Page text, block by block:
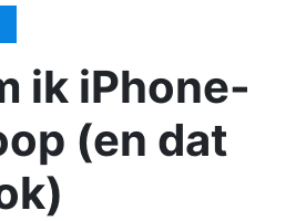
ik iPhone-
(en dat